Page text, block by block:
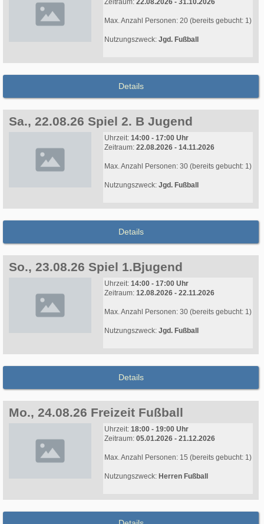
Zeitraum: 22.08.2026 - 31.10.2026
Max. Anzahl Personen: 20 (bereits gebucht: 1)
Nutzungszweck: Jgd. Fußball
Details
Sa., 22.08.26 Spiel 2. B Jugend
Uhrzeit: 14:00 - 17:00 Uhr
Zeitraum: 22.08.2026 - 14.11.2026
Max. Anzahl Personen: 30 (bereits gebucht: 1)
Nutzungszweck: Jgd. Fußball
Details
So., 23.08.26 Spiel 1.Bjugend
Uhrzeit: 14:00 - 17:00 Uhr
Zeitraum: 12.08.2026 - 22.11.2026
Max. Anzahl Personen: 30 (bereits gebucht: 1)
Nutzungszweck: Jgd. Fußball
Details
Mo., 24.08.26 Freizeit Fußball
Uhrzeit: 18:00 - 19:00 Uhr
Zeitraum: 05.01.2026 - 21.12.2026
Max. Anzahl Personen: 15 (bereits gebucht: 1)
Nutzungszweck: Herren Fußball